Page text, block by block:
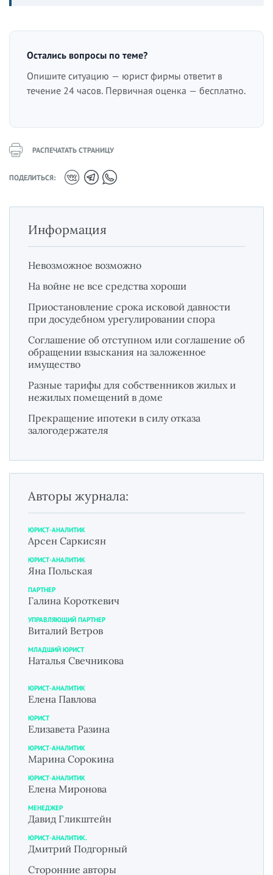
Остались вопросы по теме?
Опишите ситуацию — юрист фирмы ответит в
течение 24 часов. Первичная оценка — бесплатно.
РАСПЕЧАТАТЬ СТРАНИЦУ
ПОДЕЛИТЬСЯ:
Информация
Невозможное возможно
На войне не все средства хороши
Приостановление срока исковой давности
при досудебном урегулировании спора
Соглашение об отступном или соглашение об
обращении взыскания на заложенное
имущество
Разные тарифы для собственников жилых и
нежилых помещений в доме
Прекращение ипотеки в силу отказа
залогодержателя
Авторы журнала:
ЮРИСТ-АНАЛИТИК
Арсен Саркисян
ЮРИСТ-АНАЛИТИК
Яна Польская
ПАРТНЕР
Галина Короткевич
УПРАВЛЯЮЩИЙ ПАРТНЕР
Виталий Ветров
МЛАДШИЙ ЮРИСТ
Наталья Свечникова
ЮРИСТ-АНАЛИТИК
Елена Павлова
ЮРИСТ
Елизавета Разина
ЮРИСТ-АНАЛИТИК
Марина Сорокина
ЮРИСТ-АНАЛИТИК
Елена Миронова
МЕНЕДЖЕР
Давид Гликштейн
ЮРИСТ-АНАЛИТИК.
Дмитрий Подгорный
Сторонние авторы